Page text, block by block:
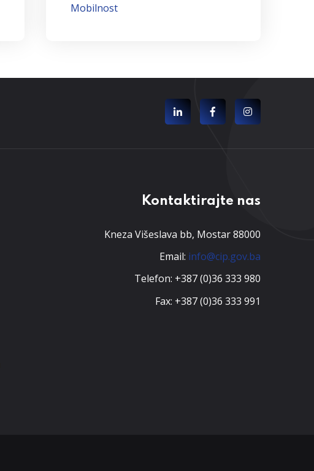
Mobilnost
Kontaktirajte nas
Kneza Višeslava bb, Mostar 88000
Email: info@cip.gov.ba
Telefon: +387 (0)36 333 980
Fax: +387 (0)36 333 991